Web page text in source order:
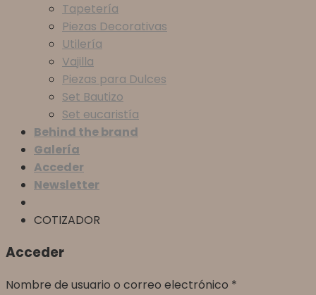
Tapetería
Piezas Decorativas
Utilería
Vajilla
Piezas para Dulces
Set Bautizo
Set eucaristía
Behind the brand
Galería
Acceder
Newsletter
COTIZADOR
Acceder
Nombre de usuario o correo electrónico *